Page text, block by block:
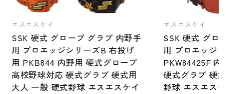
エスエスケイ
SSK 硬式 グローブ グラブ 内野手
用 プロエッジシリーズB 右投げ
用 PKB844 内野用 硬式グローブ
高校野球対応 硬式グラブ 硬式用
大人 一般 硬式野球 エスエスケイ
エスエスケイ
SSK 硬式 グロ
用 プロエッジシ
PKW84425F 内
硬式グラブ 硬式
野球 エスエスケ